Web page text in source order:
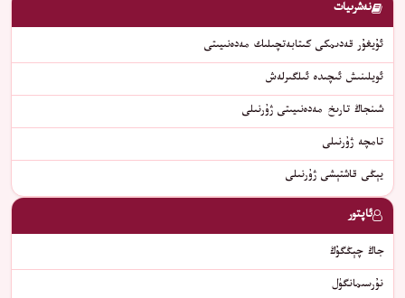
نەشرىيات
ئۇيغۇر قەدىمكى كىتابەتچىلىك مەدەنىيىتى
ئويلىنىش ئىچىدە ئىلگىرلەش
شىنجاڭ تارىخ مەدەنىيىتى ژۇرنىلى
تامچە ژۇرنىلى
يېڭى قاشتېشى ژۇرنىلى
ئاپتور
جاڭ چېڭگۇڭ
نۇرسىمانگۈل